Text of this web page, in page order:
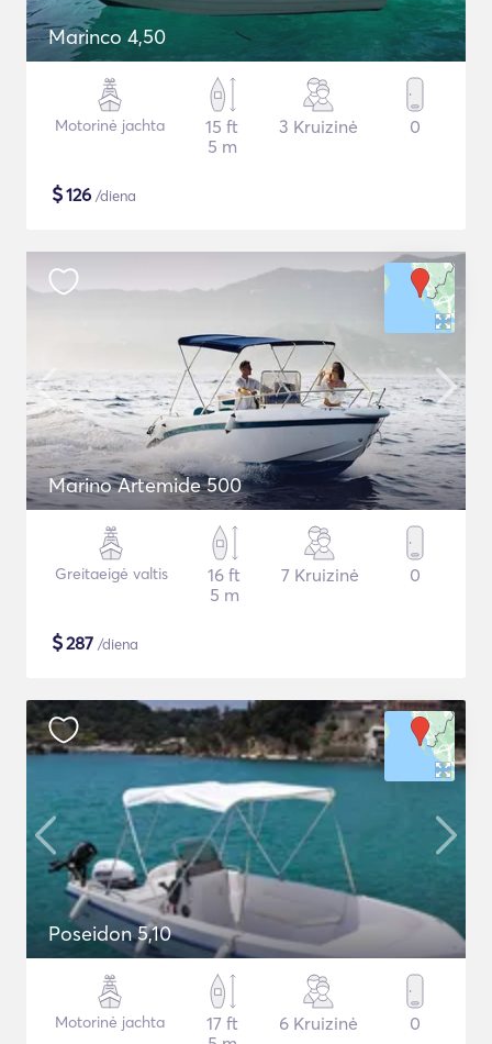
Marinco 4,50
Motorinė jachta
15 ft
5 m
3 Kruizinė 0
$126 /diena
Marino Artemide 500
Greitaeigė valtis
16 ft
5 m
7 Kruizinė 0
$287 /diena
Poseidon 5,10
Motorinė jachta
17 ft
6 Kruizinė 0